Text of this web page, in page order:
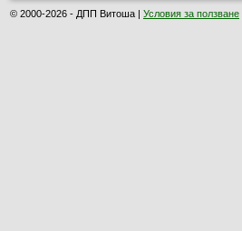
© 2000-2026 - ДПП Витоша | Условия за ползване